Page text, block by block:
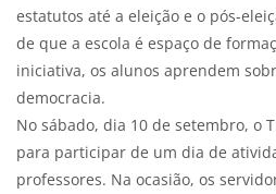
estatutos até a eleição e o pós-
de que a escola é espaço de
iniciativa, os alunos aprendem
democracia.
No sábado, dia 10 de setembro, o
para participar de um dia de
professores. Na ocasião, os